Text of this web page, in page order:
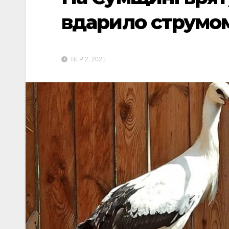
вдарило
ВЕР 2, 2021